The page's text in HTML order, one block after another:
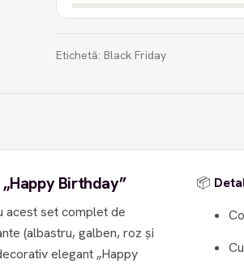
Etichetă: Black Friday
Birthday”
acest set complet de
(albastru, galben, roz și
elegant „Happy
📦